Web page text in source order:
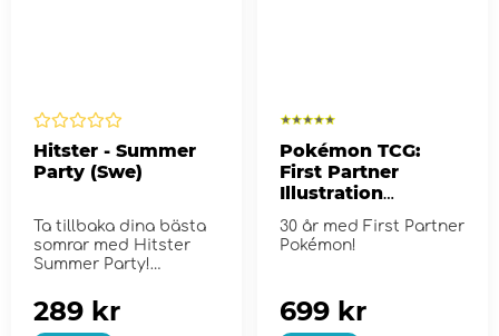
Hitster - Summer
Party (Swe)
Ta tillbaka dina bästa
somrar med Hitster
Summer Party!
289 kr
Pokémon TCG:
First Partner
Illustration
Collection - Series
2
30 år med First Partner
Pokémon!
699 kr